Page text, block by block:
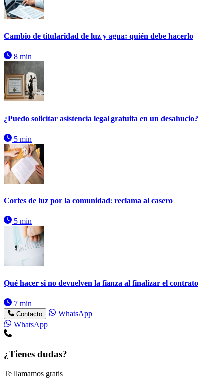
Cambio de titularidad de luz y agua: quién debe hacerlo
8 min
¿Puedo solicitar asistencia legal gratuita en un desahucio?
5 min
Cortes de luz por la comunidad: reclama al casero
5 min
Qué hacer si no devuelven la fianza al finalizar el contrato
7 min
Contacto
WhatsApp
WhatsApp
¿Tienes dudas?
Te llamamos gratis